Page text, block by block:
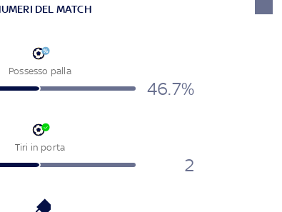
DEL MATCH
Possesso palla
46.7%
Tiri in porta
2